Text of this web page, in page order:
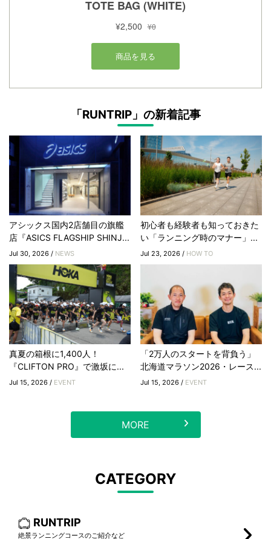
「RUNTRIP」の新着記事
アシックス国内2店舗目の旗艦
店『ASICS FLAGSHIP SHINJ...
Jul 30, 2026 / NEWS
初心者も経験者も知っておきた
い「ランニング時のマナー」...
Jul 23, 2026 / HOW TO
真夏の箱根に1,400人！
『CLIFTON PRO』で激坂に...
Jul 15, 2026 / EVENT
「2万人のスタートを背負う」
北海道マラソン2026・レース...
Jul 15, 2026 / EVENT
MORE
CATEGORY
RUNTRIP
絶景ランニングコースのご紹介など